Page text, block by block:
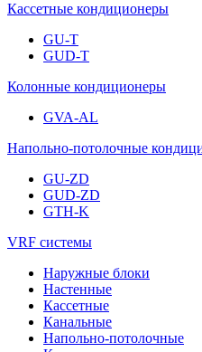
Кассетные кондиционеры
GU-T
GUD-T
Колонные кондиционеры
GVA-AL
Напольно-потолочные
GU-ZD
GUD-ZD
GTH-K
VRF системы
Наружные блоки
Настенные
Кассетные
Канальные
Напольно-потолочные